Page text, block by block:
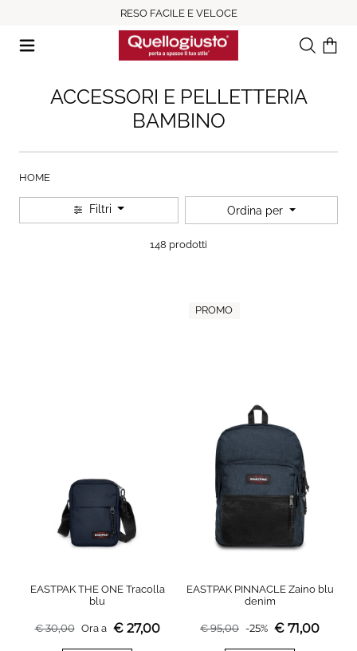
RESO FACILE E VELOCE
RicercaIl tuo
ACCESSORI E PELLETTERIA
BAMBINO
HOME
Filtri Ordina per
148 prodotti
EASTPAK THE ONE Tracolla
blu
€30,00 Ora a € 27,00
PROMO
EASTPAK PINNACLE Zaino blu
denim
€95,00 -25% € 71,00